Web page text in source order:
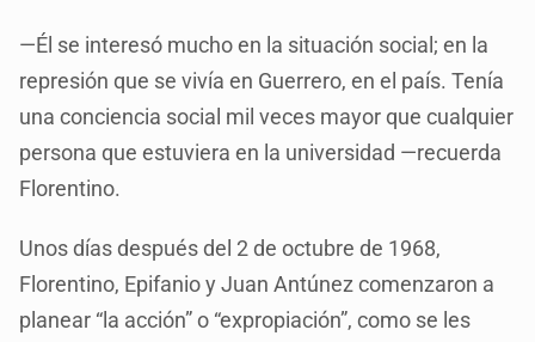
—Él se interesó mucho en la situación social; en la
represión que se vivía en Guerrero, en el país. Tenía
una conciencia social mil veces mayor que cualquier
persona que estuviera en la universidad —recuerda
Florentino.
Unos días después del 2 de octubre de 1968,
Florentino, Epifanio y Juan Antúnez comenzaron a
planear “la acción” o “expropiación”, como se les